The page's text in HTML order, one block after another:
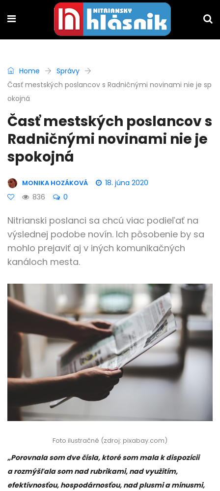
Home
Správy
Časť mestských poslancov s Radničnými novinami nie je sp
okojná
Časť mestských poslancov s
Radničnými novinami nie je
spokojná
MONIKA HOZÁKOVÁ
18. júna 2020
836
0
Nitrianski poslanci sa chcú viac podieľať na
výslednej podobe novín. Ich pôsobenie by sa
mohlo prejaviť aj v iných komunikačných
kanáloch mesta.
Foto ilustračné (zdroj: pixabay.com)
„Porovnala som dve čísla, ktoré som mala k dispozícii
a rozmýšľala som nad rubrikami, nad využitím,
efektívnosťou, hospodárnosťou, nad plusmi a mínusmi,